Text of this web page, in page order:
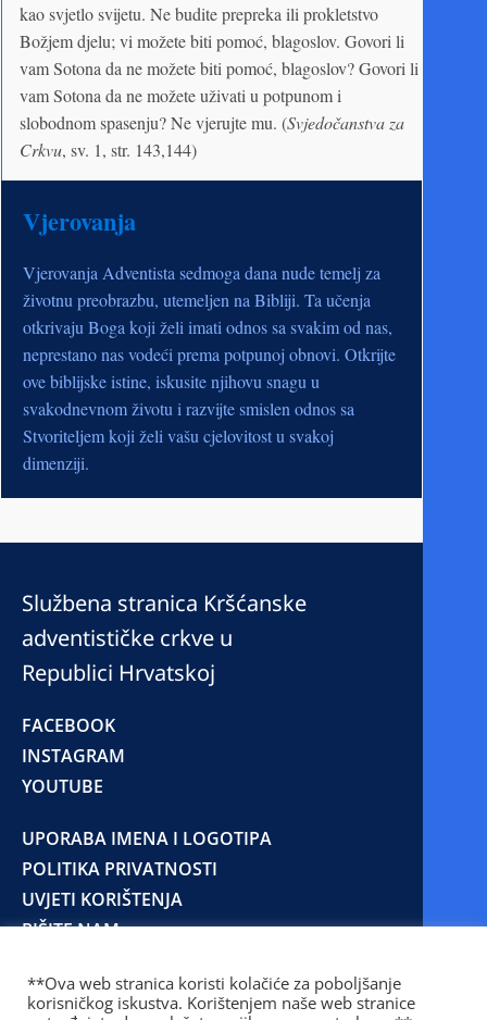
kao svjetlo svijetu. Ne budite prepreka ili prokletstvo
Božjem djelu; vi možete biti pomoć, blagoslov. Govori li
vam Sotona da ne možete biti pomoć, blagoslov? Govori li
vam Sotona da ne možete uživati u potpunom i
slobodnom spasenju? Ne vjerujte mu. (Svjedočanstva za
Crkvu, sv. 1, str. 143,144)
Vjerovanja
Vjerovanja Adventista sedmoga dana nude temelj za
životnu preobrazbu, utemeljen na Bibliji. Ta učenja
otkrivaju Boga koji želi imati odnos sa svakim od nas,
neprestano nas vodeći prema potpunoj obnovi. Otkrijte
ove biblijske istine, iskusite njihovu snagu u
svakodnevnom životu i razvijte smislen odnos sa
Stvoriteljem koji želi vašu cjelovitost u svakoj
dimenziji.
Službena stranica Kršćanske
adventističke crkve u
Republici Hrvatskoj
FACEBOOK
INSTAGRAM
YOUTUBE
UPORABA IMENA I LOGOTIPA
POLITIKA PRIVATNOSTI
UVJETI KORIŠTENJA
PIŠITE NAM
© 2025 Copyright © 2023 Kršćanska adventistička
**Ova web stranica koristi kolačiće za poboljšanje
korisničkog iskustva. Korištenjem naše web stranice